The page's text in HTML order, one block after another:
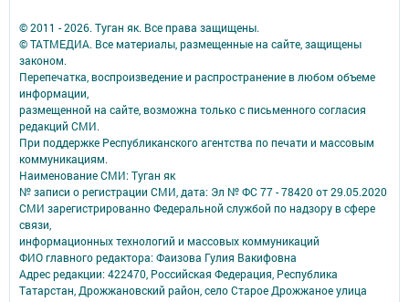
© 2011 - 2026. Туган як. Все права защищены.
© ТАТМЕДИА. Все материалы, размещенные на сайте, защищены
законом.
Перепечатка, воспроизведение и распространение в любом объеме
информации,
размещенной на сайте, возможна только с письменного согласия
редакций СМИ.
При поддержке Республиканского агентства по печати и массовым
коммуникациям.
Наименование СМИ: Туган як
№ записи о регистрации СМИ, дата: Эл № ФС 77 - 78420 от 29.05.2020
СМИ зарегистрированно Федеральной службой по надзору в сфере
связи,
информационных технологий и массовых коммуникаций
ФИО главного редактора: Фаизова Гулия Вакифовна
Адрес редакции: 422470, Российская Федерация, Республика
Татарстан, Дрожжановский район, село Старое Дрожжаное улица